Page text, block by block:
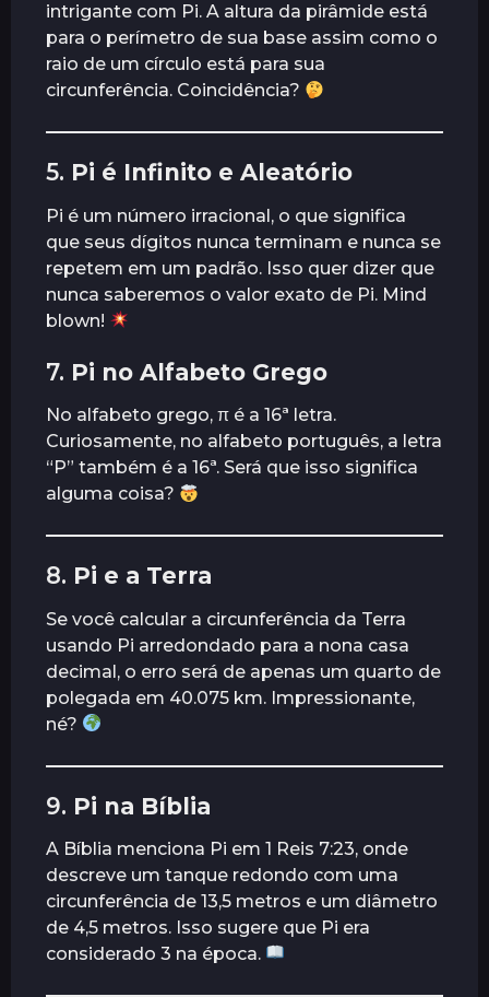
intrigante com Pi. A altura da pirâmide está
para o perímetro de sua base assim como o
raio de um círculo está para sua
circunferência. Coincidência?
5. Pi é Infinito e Aleatório
Pi é um número irracional, o que significa
que seus dígitos nunca terminam e nunca se
repetem em um padrão. Isso quer dizer que
nunca saberemos o valor exato de Pi. Mind
blown!
7. Pi no Alfabeto Grego
No alfabeto grego, π é a 16ª letra.
Curiosamente, no alfabeto português, a letra
“P” também é a 16ª. Será que isso significa
alguma coisa?
8. Pi e a Terra
Se você calcular a circunferência da Terra
usando Pi arredondado para a nona casa
decimal, o erro será de apenas um quarto de
polegada em 40.075 km. Impressionante,
né?
9. Pi na Bíblia
A Bíblia menciona Pi em 1 Reis 7:23, onde
descreve um tanque redondo com uma
circunferência de 13,5 metros e um diâmetro
de 4,5 metros. Isso sugere que Pi era
considerado 3 na época.